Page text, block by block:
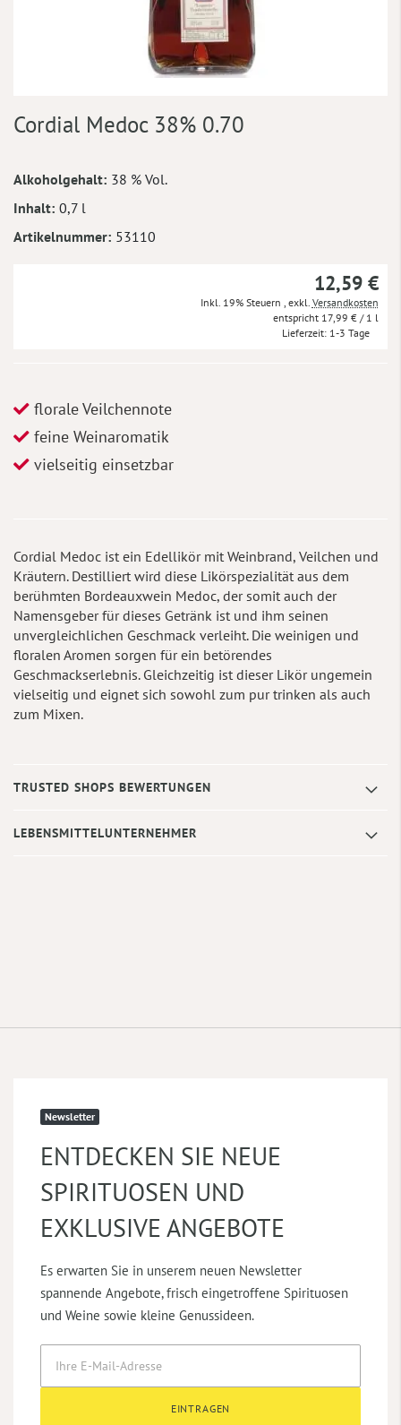
Anfang
springen
Cordial Medoc 38% 0.70
Mehr
Informationen
Alkoholgehalt 38 % Vol.
Inhalt 0,7 l
Artikelnummer 53110
12,59 €
Inkl. 19% Steuern exkl. Versandkosten
17,99 € / 1 l
Lieferzeit 1-3 Tage
florale Veilchennote
feine Weinaromatik
vielseitig einsetzbar
Cordial Medoc ist ein Edellikör mit Weinbrand, Veilchen und
Kräutern. Destilliert wird diese Likörspezialität aus dem
berühmten Bordeauxwein Medoc, der somit auch der
Namensgeber für dieses Getränk ist und ihm seinen
unvergleichlichen Geschmack verleiht. Die weinigen und
floralen Aromen sorgen für ein betörendes
Geschmackserlebnis. Gleichzeitig ist dieser Likör ungemein
vielseitig und eignet sich sowohl zum pur trinken als auch
zum Mixen.
TRUSTED SHOPS BEWERTUNGEN
LEBENSMITTELUNTERNEHMER
Newsletter
ENTDECKEN SIE NEUE
SPIRITUOSEN UND
EXKLUSIVE ANGEBOTE
Es erwarten Sie in unserem neuen Newsletter
spannende Angebote, frisch eingetroffene Spirituosen
und Weine sowie kleine Genussideen.
EINTRAGEN